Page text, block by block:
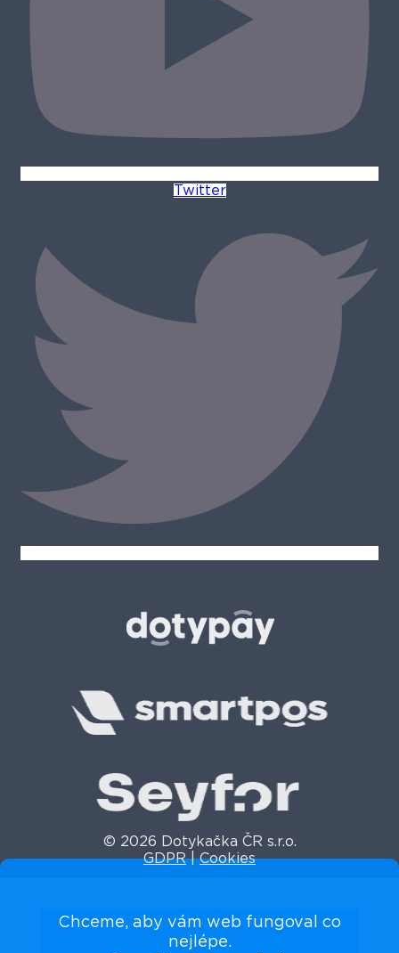
Twitter
© 2026 Dotykačka ČR s.r.o.
GDPR|Cookies
Chceme, aby vám web fungoval co
nejlépe.